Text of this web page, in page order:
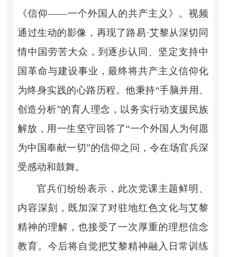
《信仰——一个外国人的共产主义》。视频
通过生动的影像，再现了路易·艾黎从深切同
情中国劳苦大众，到逐步认同、坚定支持中
国革命与建设事业，最终将共产主义信仰化
为终身实践的心路历程。他秉持“手脑并用、
创造分析”的育人理念，以务实行动支援民族
解放，用一生坚守回答了“一个外国人为何愿
为中国奉献一切”的信仰之问，令在场官兵深
受感动和鼓舞。
官兵们纷纷表示，此次党课主题鲜明、
内容深刻，既加深了对驻地红色文化与艾黎
精神的理解，也接受了一次厚重的理想信念
教育。今后将自觉把艾黎精神融入日常训练